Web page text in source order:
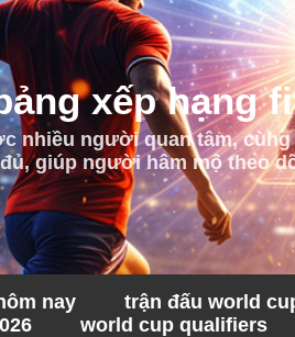
xếp hạng
nhiều người quan tâm,
giúp người hâm mộ theo
nay trận đấu world
world cup qualifiers